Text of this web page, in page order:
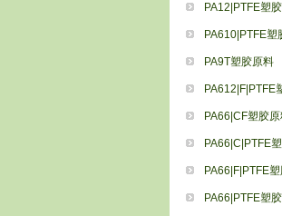
PA12|PTFE塑
PA610|PTFE塑
PA9T塑胶原料
PA612|F|PTFE
PA66|CF塑胶
PA66|C|PTFE
PA66|F|PTFE
PA66|PTFE塑